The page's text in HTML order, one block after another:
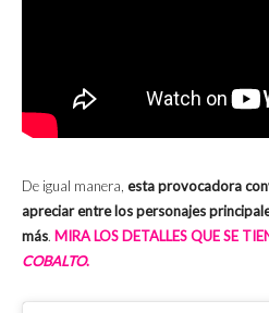
De igual manera, esta provocadora
apreciar entre los personajes
más. MIRA LOS DETALLES QUE SE
COBALTO.